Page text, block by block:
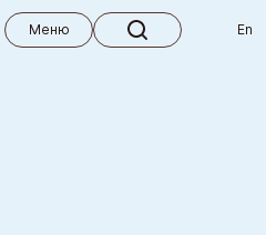
Меню
En